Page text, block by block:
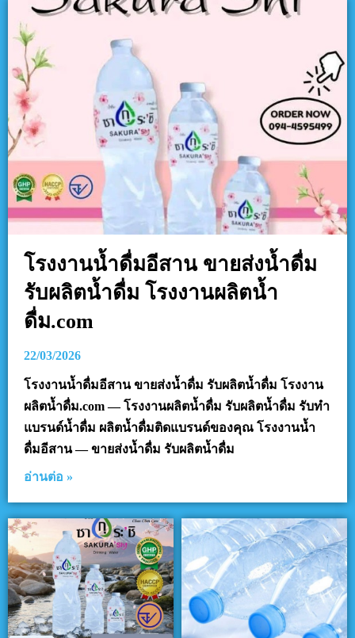
โรงงานน้ำดื่มอีสาน ขายส่งน้ำดื่ม
รับผลิตน้ำดื่ม โรงงานผลิตน้ำ
ดื่ม.com
22/03/2026
โรงงานน้ำดื่มอีสาน ขายส่งน้ำดื่ม รับผลิตน้ำดื่ม โรงงาน
ผลิตน้ำดื่ม.com — โรงงานผลิตน้ำดื่ม รับผลิตน้ำดื่ม รับทำ
แบรนด์น้ำดื่ม ผลิตน้ำดื่มติดแบรนด์ของคุณ โรงงานน้ำ
ดื่มอีสาน — ขายส่งน้ำดื่ม รับผลิตน้ำดื่ม
อ่านต่อ »